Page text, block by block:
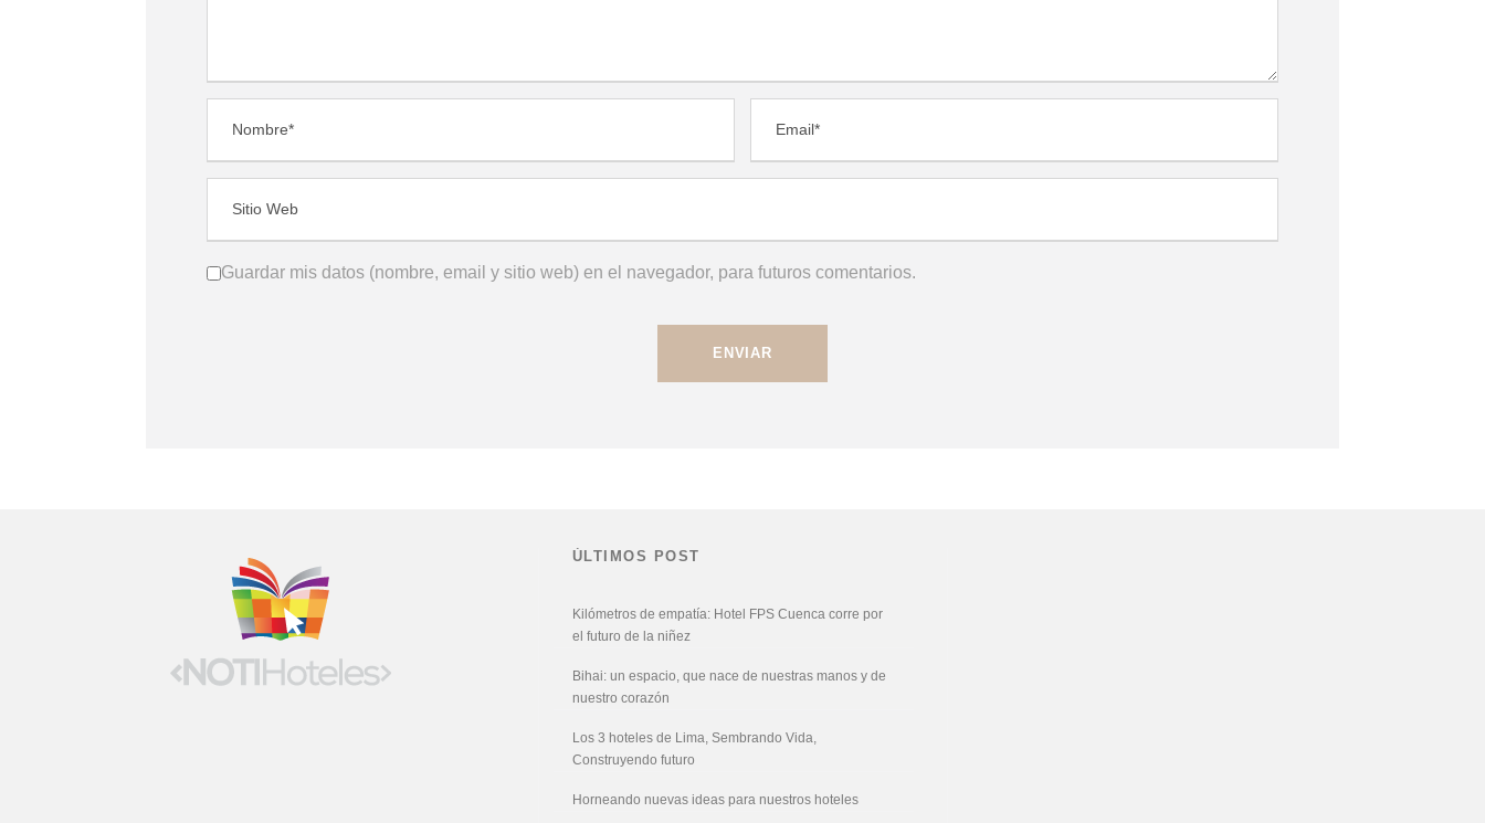
Guardar mis datos (nombre, email y sitio web) en el navegador, para futuros comentarios.
ÚLTIMOS POST
Kilómetros de empatía: Hotel FPS Cuenca corre por
el futuro de la niñez
Bihai: un espacio, que nace de nuestras manos y de
nuestro corazón
Los 3 hoteles de Lima, Sembrando Vida,
Construyendo futuro
Horneando nuevas ideas para nuestros hoteles